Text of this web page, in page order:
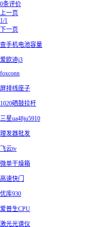
0条评价
上一页
1/1
下一页
查手机电池容量
爱欧迪j3
foxconn
屏排线座子
1020硒鼓拉杆
三星ua48ju5910
理发器批发
飞云tv
微单干燥箱
高速快门
优库930
爱普生CPU
激光光谱仪